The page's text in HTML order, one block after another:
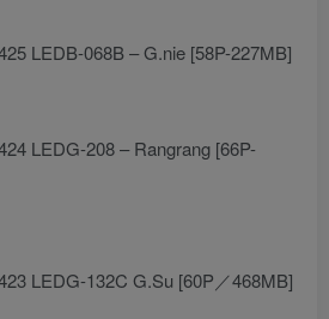
LEDB-068B – G.nie [58P-227MB]
LEDG-208 – Rangrang [66P-
LEDG-132C G.Su [60P／468MB]